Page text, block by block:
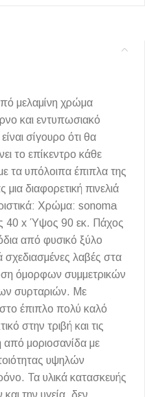
μελαμίνη χρώμα
και εντυπωσιακό
σίγουρο ότι θα
το επίκεντρο κάθε
τα υπόλοιπα έπιπλα της
διαφορετική πινελιά
Χρώμα: sonoma
40 x Ύψος 90 εκ. Πάχος
από φυσικό ξύλο
λαβές στα
όμορφων συμμετρικών
συρταριών. Με
έπιπλο πολύ καλό
στην τριβή και τις
μοριοσανίδα με
υψηλών
Τα υλικά κατασκευής
την υγεία, δεν